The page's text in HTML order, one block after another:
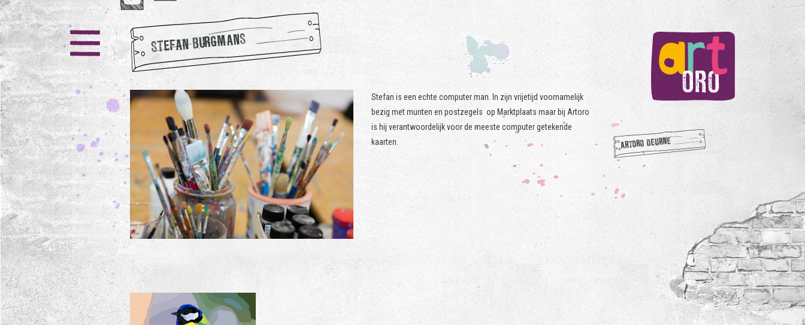
STEFAN BURGMANS
Stefan is een echte computer man. In zijn vrijetijd voornamelijk
bezig met munten en postzegels op Marktplaats maar bij Artoro
is hij verantwoordelijk voor de meeste computer getekende
kaarten.
ARTORO DEURNE